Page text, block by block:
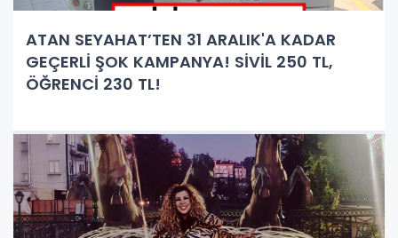
ATAN SEYAHAT’TEN 31 ARALIK'A KADAR
GEÇERLİ ŞOK KAMPANYA! SİVİL 250 TL,
ÖĞRENCİ 230 TL!